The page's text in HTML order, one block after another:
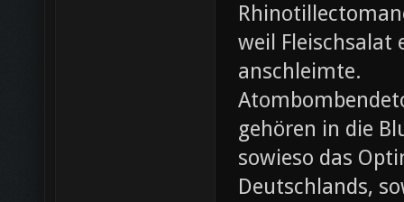
weil Fleischsalat
anschleimte.
gehören in die
sowieso das
Deutschlands,